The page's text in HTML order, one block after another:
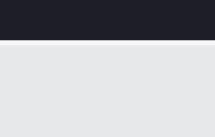
현재 장바구니가 비어있습